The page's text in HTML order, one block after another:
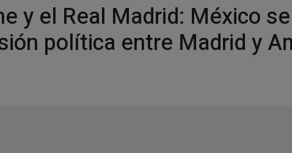
y el Real Madrid: México
política entre Madrid y